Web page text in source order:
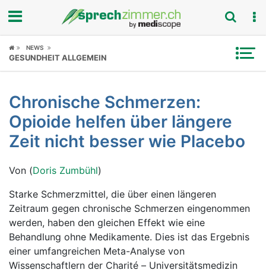
Fokus
Symptome
Untersuchungen
News
Ratgeber
Rubriken
NEWS
GESUNDHEIT ALLGEMEIN
Chronische Schmerzen:
Opioide helfen über längere
Zeit nicht besser wie Placebo
Von (Doris Zumbühl)
Starke Schmerzmittel, die über einen längeren
Zeitraum gegen chronische Schmerzen eingenommen
werden, haben den gleichen Effekt wie eine
Behandlung ohne Medikamente. Dies ist das Ergebnis
einer umfangreichen Meta-Analyse von
Wissenschaftlern der Charité – Universitätsmedizin